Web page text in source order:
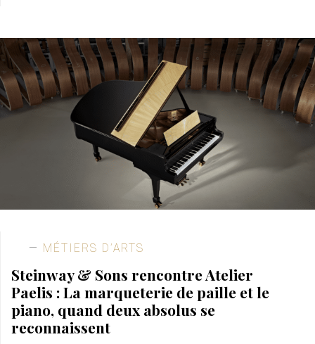
MÉTIERS D’ARTS
Steinway & Sons rencontre Atelier
Paelis : La marqueterie de paille et le
piano, quand deux absolus se
reconnaissent